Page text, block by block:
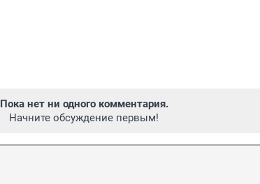
Пока нет ни одного комментария.
Начните обсуждение первым!